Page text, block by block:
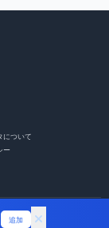
について
ー
追加